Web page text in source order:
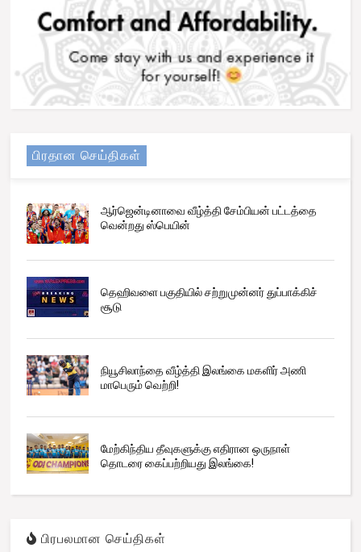
பிரதான செய்திகள்
ஆர்ஜென்டினாவை வீழ்த்தி சேம்பியன் பட்டத்தை
வென்றது ஸ்பெயின்
தெஹிவளை பகுதியில் சற்றுமுன்னர் துப்பாக்கிச்
சூடு
நியூசிலாந்தை வீழ்த்தி இலங்கை மகளிர் அணி
மாபெரும் வெற்றி!
மேற்கிந்திய தீவுகளுக்கு எதிரான ஒருநாள்
தொடரை கைப்பற்றியது இலங்கை!
பிரபலமான செய்திகள்